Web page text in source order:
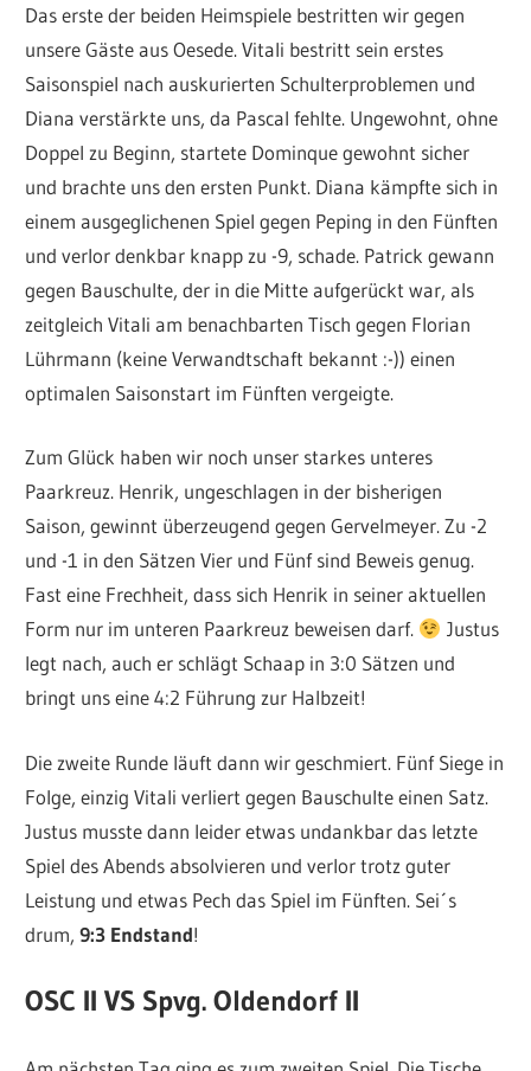
Das erste der beiden Heimspiele bestritten wir gegen
unsere Gäste aus Oesede. Vitali bestritt sein erstes
Saisonspiel nach auskurierten Schulterproblemen und
Diana verstärkte uns, da Pascal fehlte. Ungewohnt, ohne
Doppel zu Beginn, startete Dominque gewohnt sicher
und brachte uns den ersten Punkt. Diana kämpfte sich in
einem ausgeglichenen Spiel gegen Peping in den Fünften
und verlor denkbar knapp zu -9, schade. Patrick gewann
gegen Bauschulte, der in die Mitte aufgerückt war, als
zeitgleich Vitali am benachbarten Tisch gegen Florian
Lührmann (keine Verwandtschaft bekannt :-)) einen
optimalen Saisonstart im Fünften vergeigte.
Zum Glück haben wir noch unser starkes unteres
Paarkreuz. Henrik, ungeschlagen in der bisherigen
Saison, gewinnt überzeugend gegen Gervelmeyer. Zu -2
und -1 in den Sätzen Vier und Fünf sind Beweis genug.
Fast eine Frechheit, dass sich Henrik in seiner aktuellen
Form nur im unteren Paarkreuz beweisen darf.
Justus
legt nach, auch er schlägt Schaap in 3:0 Sätzen und
bringt uns eine 4:2 Führung zur Halbzeit!
Die zweite Runde läuft dann wir geschmiert. Fünf Siege in
Folge, einzig Vitali verliert gegen Bauschulte einen Satz.
Justus musste dann leider etwas undankbar das letzte
Spiel des Abends absolvieren und verlor trotz guter
Leistung und etwas Pech das Spiel im Fünften. Sei´s
drum,9:3 Endstand!
OSC II VS Spvg. Oldendorf II